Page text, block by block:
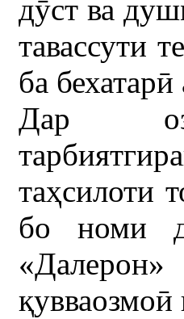
дӯст ва
тавассути
ба
Дар
таҳсилоти
бо номи